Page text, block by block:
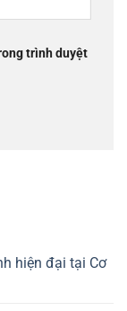
trình duyệt
hiện đại tại Cơ